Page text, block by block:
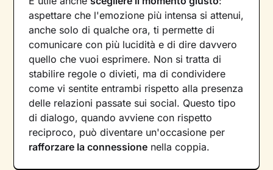
aspettare che l'emozione più intensa si attenui,
anche solo di qualche ora, ti permette di
comunicare con più lucidità e di dire davvero
quello che vuoi esprimere. Non si tratta di
stabilire regole o divieti, ma di condividere
come vi sentite entrambi rispetto alla presenza
delle relazioni passate sui social. Questo tipo
di dialogo, quando avviene con rispetto
reciproco, può diventare un'occasione per
rafforzare la connessione nella coppia.